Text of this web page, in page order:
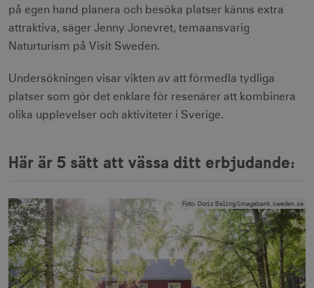
på egen hand planera och besöka platser känns extra
attraktiva, säger Jenny Jonevret, temaansvarig
Naturturism på Visit Sweden.
Undersökningen visar vikten av att förmedla tydliga
platser som gör det enklare för resenärer att kombinera
olika upplevelser och aktiviteter i Sverige.
Här är 5 sätt att vässa ditt erbjudande:
Foto: Doris Beling/imagebank.sweden.se